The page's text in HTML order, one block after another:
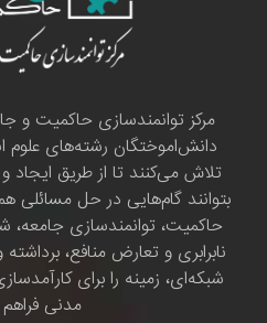
مرکز توانمندسازی حاکمیت و
دانش‌اموختگان رشته‌های علوم
تلاش می‌کنند تا از طریق
بتوانند گام‌هایی در حل
حاکمیت، توانمندسازی جامعه،
نابرابری و تعارض منافع،
شبکه‌ای، زمینه را برای
مدنی فراهم